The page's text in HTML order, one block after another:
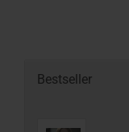
Bestseller